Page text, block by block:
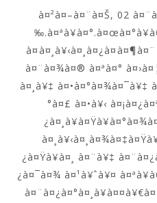
à¤²à¤–à¤¨à¤Š, 02
à¤¨à¤¾à¤® à¤ªà¤°
à¤¸à¥‡ à¤•à¤°à¤¾à¤¯à¥‡
°à¤£ à¤•à¥‹
¿à¤Ÿà¥à¤¸ à¤¨à¥‡
¿à¤¯à¤¾ à¤¹à¥ˆà¥¤